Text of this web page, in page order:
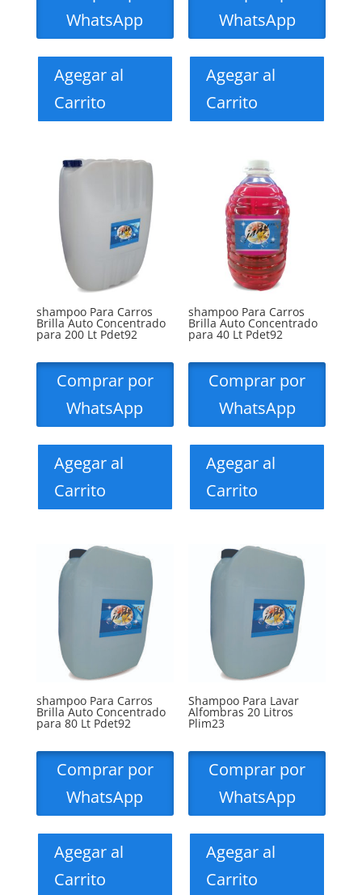
WhatsApp
Agegar al
Carrito
WhatsApp
Agegar al
Carrito
shampoo Para Carros
Brilla Auto Concentrado
para 200 Lt Pdet92
Comprar por
WhatsApp
Agegar al
Carrito
shampoo Para Carros
Brilla Auto Concentrado
para 40 Lt Pdet92
Comprar por
WhatsApp
Agegar al
Carrito
shampoo Para Carros
Brilla Auto Concentrado
para 80 Lt Pdet92
Comprar por
WhatsApp
Agegar al
Carrito
Shampoo Para Lavar
Alfombras 20 Litros
Plim23
Comprar por
WhatsApp
Agegar al
Carrito